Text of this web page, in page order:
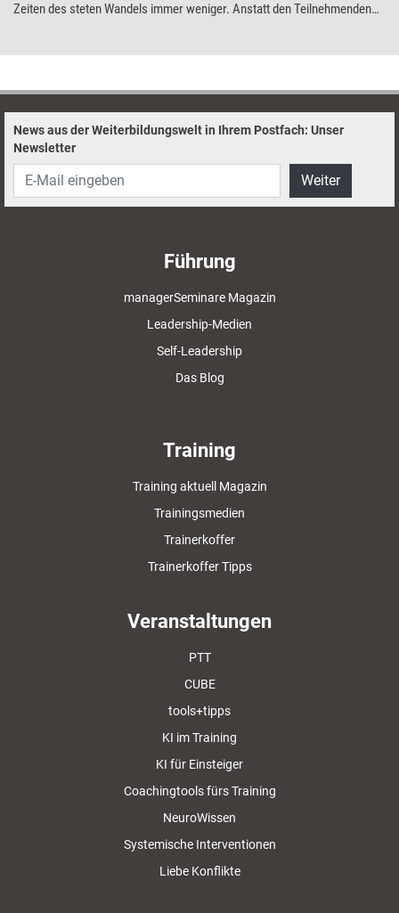
Zeiten des steten Wandels immer weniger. Anstatt den Teilnehmenden
News aus der Weiterbildungswelt in Ihrem Postfach: Unser
Newsletter
Weiter
Führung
managerSeminare Magazin
Leadership-Medien
Self-Leadership
Das Blog
Training
Training aktuell Magazin
Trainingsmedien
Trainerkoffer
Trainerkoffer Tipps
Veranstaltungen
PTT
CUBE
tools+tipps
KI im Training
KI für Einsteiger
Coachingtools fürs Training
NeuroWissen
Systemische Interventionen
Liebe Konflikte